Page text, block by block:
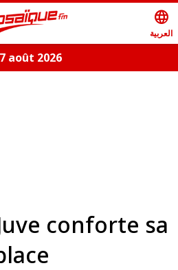
language
العربية
août 2026
conforte sa